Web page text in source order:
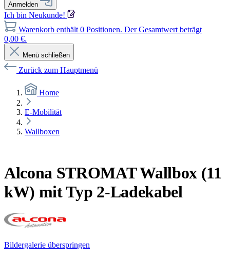
Anmelden
Ich bin Neukunde!
Warenkorb enthält 0 Positionen. Der Gesamtwert beträgt
0,00 €.
Menü schließen
Zurück zum Hauptmenü
Home
E-Mobilität
Wallboxen
Alcona STROMAT Wallbox (11
kW) mit Typ 2-Ladekabel
Bildergalerie überspringen